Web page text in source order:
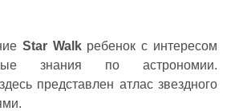
Star Walkребенок с интересом
знания по астрономии.
представлен атлас звездного